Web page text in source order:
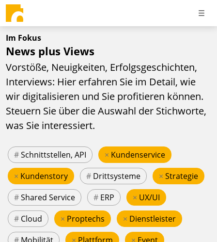
Im Fokus
News plus Views
Vorstöße, Neuigkeiten, Erfolgsgeschichten,
Interviews: Hier erfahren Sie im Detail, wie
wir digitalisieren und Sie profitieren können.
Steuern Sie über die Auswahl der Stichworte,
was Sie interessiert.
#Schnittstellen, API × Kundenservice
× Kundenstory # Drittsysteme × Strategie
#Shared Service # ERP × UX/UI
# Cloud × Proptechs × Dienstleister
# Mobilität × Plattform × Event